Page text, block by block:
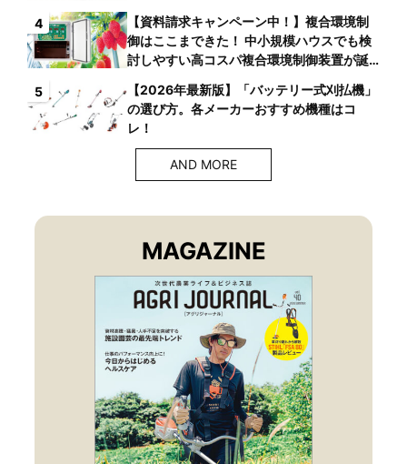
4
【資料請求キャンペーン中！】複合環境制
御はここまできた！ 中小規模ハウスでも検
討しやすい高コスパ複合環境制御装置が誕
5
【2026年最新版】「バッテリー式刈払機」
の選び方。各メーカーおすすめ機種はコ
レ！
AND MORE
MAGAZINE